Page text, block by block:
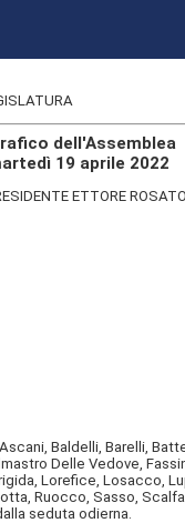
dell'Assemblea
19 aprile 2022
ETTORE ROSATO
Baldelli, Barelli,
Delle Vedove,
Lorefice, Losacco,
Ruocco, Sasso,
seduta odierna.